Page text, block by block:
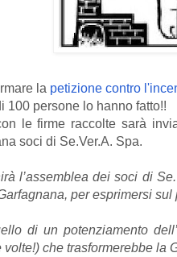
la petizione contro
100 persone lo hanno fatto!!
le firme raccolte sarà
soci di Se.Ver.A. Spa.
l’assemblea dei soci di
per esprimersi
di un potenziamento
che trasformerebbe la